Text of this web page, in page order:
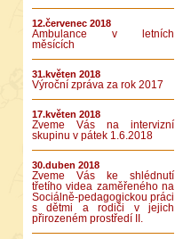
12.červenec 2018
Ambulance v letních
měsících
31.květen 2018
Výroční zpráva za rok 2017
17.květen 2018
Zveme Vás na intervizní
skupinu v pátek 1.6.2018
30.duben 2018
Zveme Vás ke shlédnutí
třetího videa zaměřeného na
Sociálně-pedagogickou práci
s dětmi a rodiči v jejich
přirozeném prostředí II.